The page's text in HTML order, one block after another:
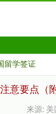
留学签证
意要点（
来源: